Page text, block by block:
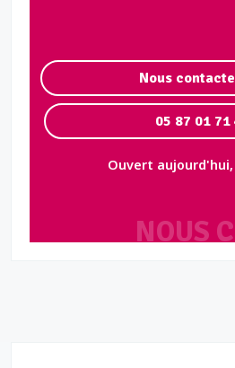
NOUS
Nous
05 87 01 71
Ouvert aujourd'hui,